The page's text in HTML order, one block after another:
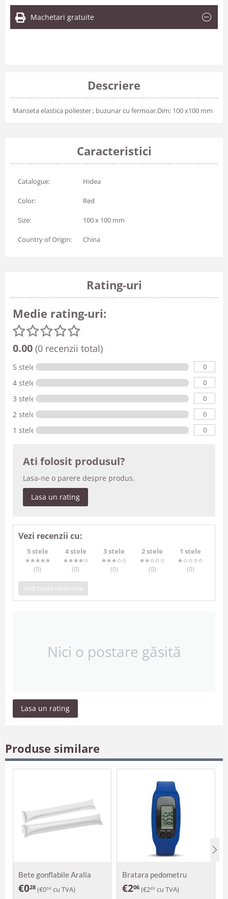
Machetari gratuite
Descriere
Manseta elastica poliester ; buzunar cu fermoar.Dim: 100 x100 mm
Caracteristici
Catalogue: Hidea
Color: Red
Size: 100 x 100 mm
Country of Origin: China
Rating-uri
Medie rating-uri:
0.00 (0 recenzii total)
5 stele 0
4 stele 0
3 stele 0
2 stele 0
1 stele 0
Ati folosit produsul?
Lasa-ne o parere despre produs.
Lasa un rating
Vezi recenzii cu:
5 stele
(0)
4 stele
(0)
3 stele
(0)
2 stele
(0)
1 stele
(0)
Vezi toate recenziile
Nici o postare găsită
Lasa un rating
Produse similare
Bete gonflabile Aralia
€028 (€034 cu TVA)
Bratara pedometru
Damasc
€206 (€249 cu TVA)